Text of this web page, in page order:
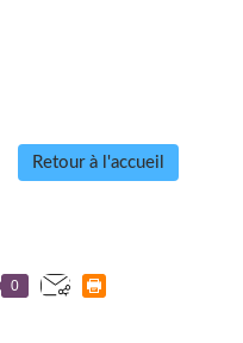
Retour à l'accueil
0